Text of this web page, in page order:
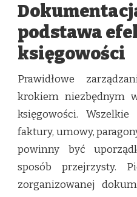
podstawa
księgowości
Prawidłowe
krokiem niezbędnym
księgowości.
faktury, umowy,
powinny być
sposób przejrzysty.
zorganizowanej